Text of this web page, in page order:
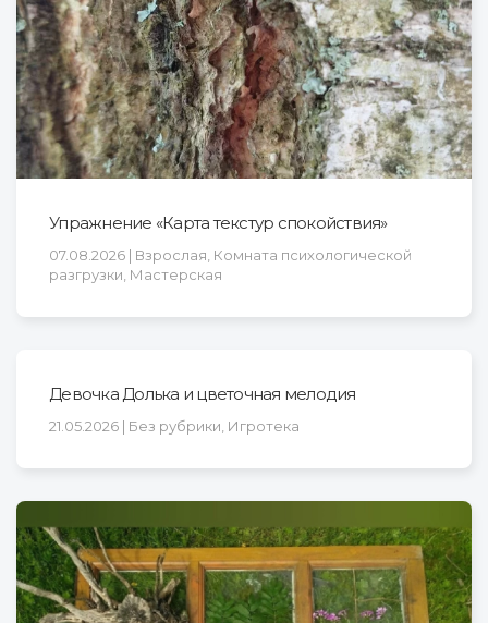
Упражнение «Карта текстур спокойствия»
07.08.2026 | Взрослая, Комната психологической
разгрузки, Мастерская
Девочка Долька и цветочная мелодия
21.05.2026 | Без рубрики, Игротека